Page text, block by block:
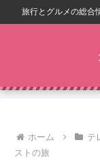
旅行とグルメの総合
ホーム テ
ストの旅